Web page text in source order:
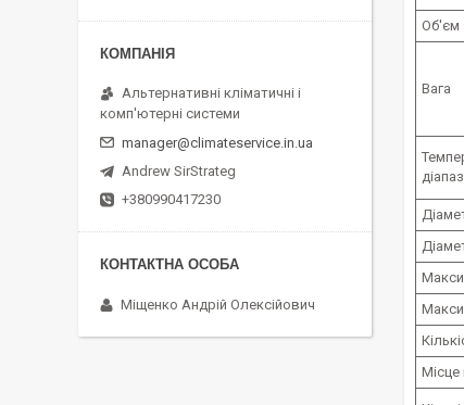
Об'єм
Вага
Альтернативні кліматичні і
комп'ютерні системи
manager@climateservice.in.ua
Andrew SirStrateg
+380990417230
Міщенко Андрій Олексійович